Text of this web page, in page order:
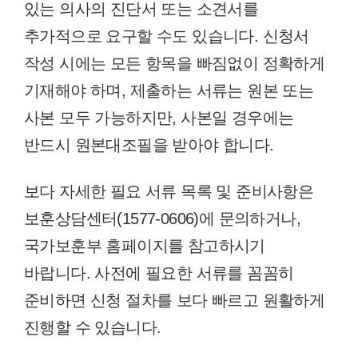
있는 의사의 진단서 또는 소견서를
추가적으로 요구할 수도 있습니다. 신청서
작성 시에는 모든 항목을 빠짐없이 정확하게
기재해야 하며, 제출하는 서류는 원본 또는
사본 모두 가능하지만, 사본일 경우에는
반드시 원본대조필을 받아야 합니다.
보다 자세한 필요 서류 목록 및 준비사항은
보훈상담센터(1577-0606)에 문의하거나,
국가보훈부 홈페이지를 참고하시기
바랍니다. 사전에 필요한 서류를 꼼꼼히
준비하면 신청 절차를 보다 빠르고 원활하게
진행할 수 있습니다.